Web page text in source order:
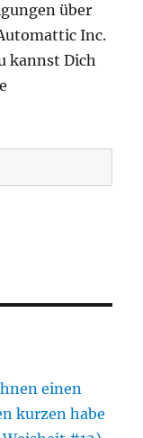
über
Inc.
kannst Dich
einen
kurzen habe